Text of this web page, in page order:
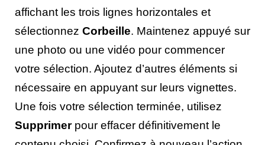
affichant les trois lignes horizontales et
sélectionnez Corbeille. Maintenez appuyé sur
une photo ou une vidéo pour commencer
votre sélection. Ajoutez d’autres éléments si
nécessaire en appuyant sur leurs vignettes.
Une fois votre sélection terminée, utilisez
Supprimerpour effacer définitivement le